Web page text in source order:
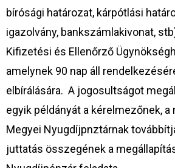
bírósági határozat, kárpótlási
igazolvány, bankszámlakivonat,
Kifizetési és Ellenőrző
amelynek 90 nap áll
elbírálására. A jogosultságot
egyik példányát a kérelmezőnek, a
Megyei Nyugdíjpnztárnak
juttatás összegének a